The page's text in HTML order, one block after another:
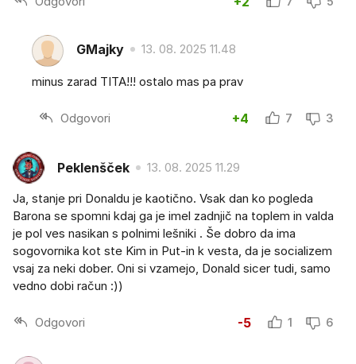
GMajky 13. 08. 2025 11.48
minus zarad TITA!!! ostalo mas pa prav
Odgovori +4 7 3
Peklenšček 13. 08. 2025 11.29
Ja, stanje pri Donaldu je kaotično. Vsak dan ko pogleda
Barona se spomni kdaj ga je imel zadnjič na toplem in valda
je pol ves nasikan s polnimi lešniki . Še dobro da ima
sogovornika kot ste Kim in Put-in k vesta, da je socializem
vsaj za neki dober. Oni si vzamejo, Donald sicer tudi, samo
vedno dobi račun :))
Odgovori -5 1 6